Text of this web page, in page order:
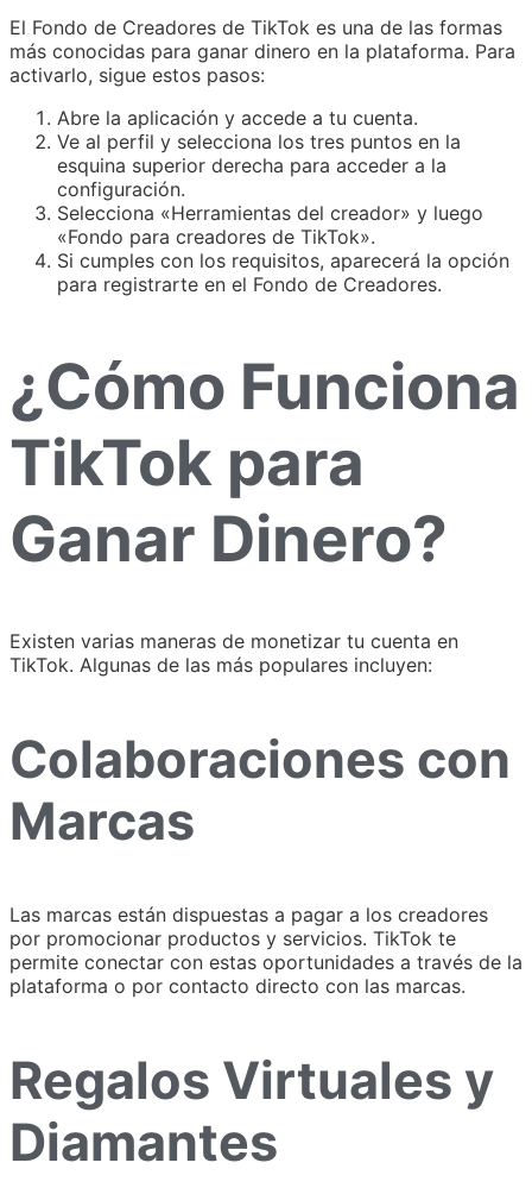
El Fondo de Creadores de TikTok es una de las formas
más conocidas para ganar dinero en la plataforma. Para
activarlo, sigue estos pasos:
Abre la aplicación y accede a tu cuenta.
Ve al perfil y selecciona los tres puntos en la
esquina superior derecha para acceder a la
configuración.
Selecciona «Herramientas del creador» y luego
«Fondo para creadores de TikTok».
Si cumples con los requisitos, aparecerá la opción
para registrarte en el Fondo de Creadores.
¿Cómo Funciona
TikTok para
Ganar Dinero?
Existen varias maneras de monetizar tu cuenta en
TikTok. Algunas de las más populares incluyen:
Colaboraciones con
Marcas
Las marcas están dispuestas a pagar a los creadores
por promocionar productos y servicios. TikTok te
permite conectar con estas oportunidades a través de la
plataforma o por contacto directo con las marcas.
Regalos Virtuales y
Diamantes